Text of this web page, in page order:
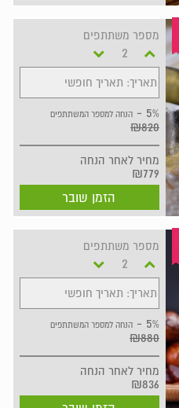
מספר משתתפים
תאריך: תאריך חופשי
5% - הנחה למספר המשתתפים
₪820
מחיר לאחר הנחה
₪779
הזמן שובר
מספר משתתפים
תאריך: תאריך חופשי
5% - הנחה למספר המשתתפים
₪880
מחיר לאחר הנחה
₪836